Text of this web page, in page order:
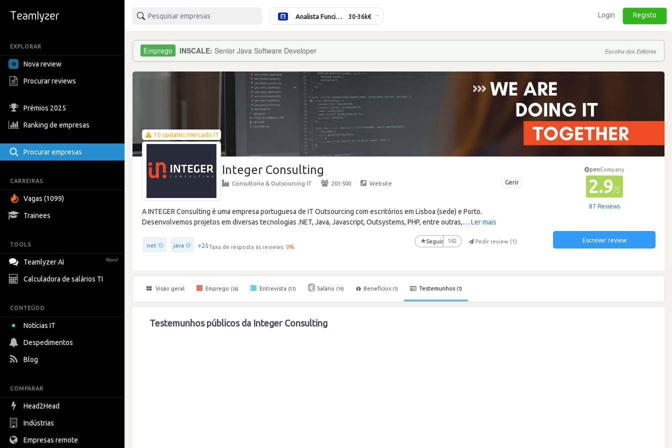
EXPLORAR
Nova review
Procurar reviews
Prémios 2025
Ranking de empresas
Procurar empresas
CARREIRAS
Vagas (1099)
Trainees
TOOLS
Teamlyzer AI Novo!
Calculadora de salários TI
CONTEÚDO
Notícias IT
Despedimentos
Blog
COMPARAR
Head2Head
Indústrias
Empresas remote
Analista Funcional (Híbrido) 30-36k€ Login Registo
INSCALE: Senior Java Software Developer Escolha dos Editores
10 updates mercado IT
Integer Consulting
Gerir
Consultoria & Outsourcing IT · 201-500 · Website
A INTEGER Consulting é uma empresa portuguesa de IT Outsourcing com escritórios em Lisboa (sede) e Porto.
Desenvolvemos projetos em diversas tecnologias .NET, Java, Javascript, Outsystems, PHP, entre outras,… Ler mais
.net java +25Taxa de resposta às reviews: 0%
★Seguir 142 Pedir review (1)
penCompany
2.9/5
87 Reviews
Escrever review
Visão geral Emprego (36) Entrevista (51) Salário (14) Benefícios (1) Testemunhos (1)
Testemunhos públicos da Integer Consulting